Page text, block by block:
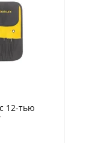
12-тью